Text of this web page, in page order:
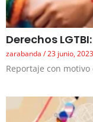
Derechos
zarabanda 23 junio, 2023
Reportaje con motivo